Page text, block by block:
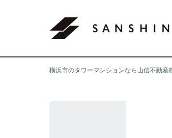
横浜市のタワーマンションなら山信不動産